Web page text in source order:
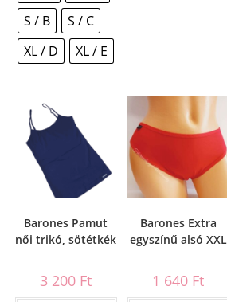
S / B
S / C
XL / D
XL / E
Barones Pamut
női trikó, sötétkék
3 200 Ft
Barones Extra
egyszínű alsó XXL
1 640 Ft